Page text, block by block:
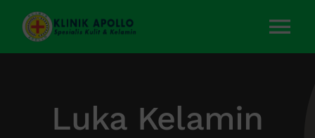
Skip
content
Layanan KamiLuka Kelamin